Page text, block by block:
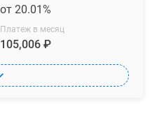
от 20.01%
Платеж в месяц
105,006 ₽